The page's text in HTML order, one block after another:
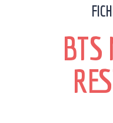
BTS